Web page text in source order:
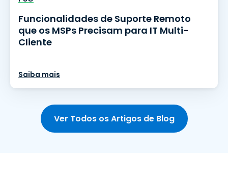
Funcionalidades de Suporte Remoto
que os MSPs Precisam para IT Multi-
Cliente
Saiba mais
Ver Todos os Artigos de Blog